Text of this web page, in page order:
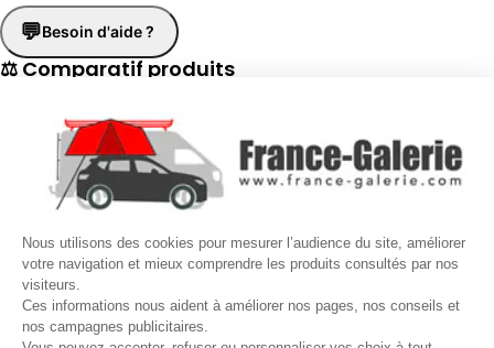
Nous utilisons des cookies pour mesurer l’audience du site, améliorer
votre navigation et mieux comprendre les produits consultés par nos
visiteurs.
Ces informations nous aident à améliorer nos pages, nos conseils et
nos campagnes publicitaires.
💬Besoin d'aide ?
⚖ Comparatif produits
📋 Fiche technique
Demander un rappel
Nos conseillers vous rappellent duLundi au Vendredide8h30 à
17h30.